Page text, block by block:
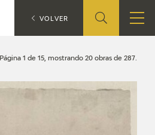
Página 1 de 15, mostrando 20 obras de 287.
CATÁLOGO Búsqueda
VOLVER